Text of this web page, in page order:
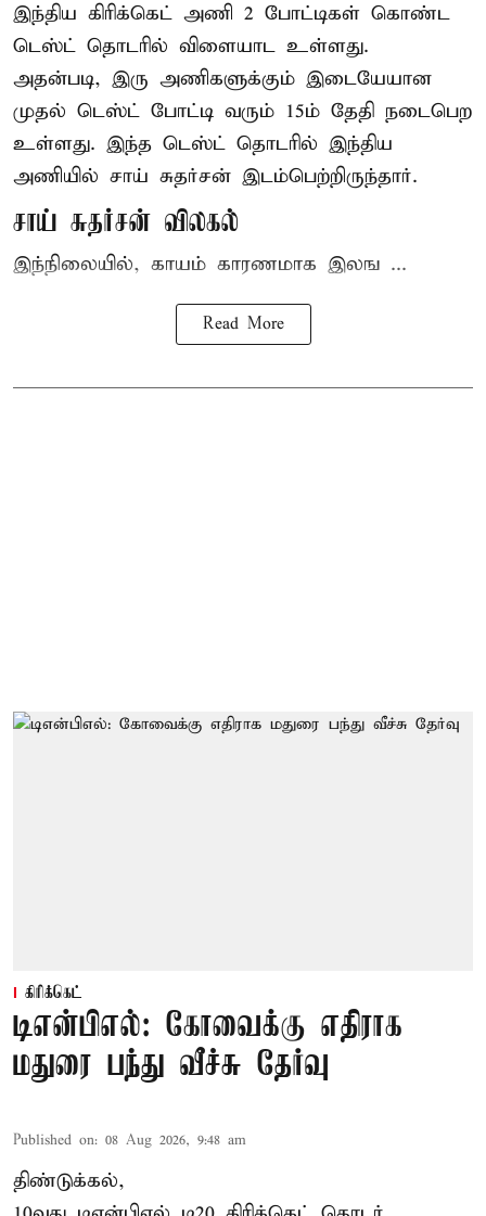
இந்திய கிரிக்கெட் அணி 2 போட்டிகள் கொண்ட
டெஸ்ட் தொடரில் விளையாட உள்ளது.
அதன்படி, இரு அணிகளுக்கும் இடையேயான
முதல் டெஸ்ட் போட்டி வரும் 15ம் தேதி நடைபெற
உள்ளது. இந்த டெஸ்ட் தொடரில் இந்திய
அணியில் சாய் சுதர்சன் இடம்பெற்றிருந்தார்.
சாய் சுதர்சன் விலகல்
இந்நிலையில், காயம் காரணமாக இலங ...
Read More
கிரிக்கெட்
டிஎன்பிஎல்: கோவைக்கு எதிராக
மதுரை பந்து வீச்சு தேர்வு
Published on: 08 Aug 2026, 9:48 am
திண்டுக்கல்,